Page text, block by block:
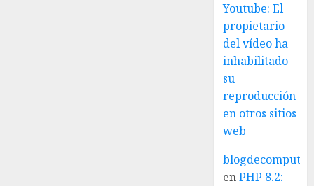
Youtube: El
propietario
del vídeo ha
inhabilitado
su
reproducción
en otros sitios
web
enPHP 8.2: